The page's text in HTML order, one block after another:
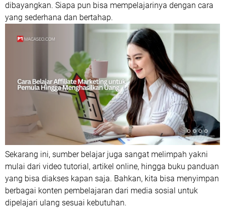
dibayangkan. Siapa pun bisa mempelajarinya dengan cara
yang sederhana dan bertahap.
Sekarang ini, sumber belajar juga sangat melimpah yakni
mulai dari video tutorial, artikel online, hingga buku panduan
yang bisa diakses kapan saja. Bahkan, kita bisa menyimpan
berbagai konten pembelajaran dari media sosial untuk
dipelajari ulang sesuai kebutuhan.